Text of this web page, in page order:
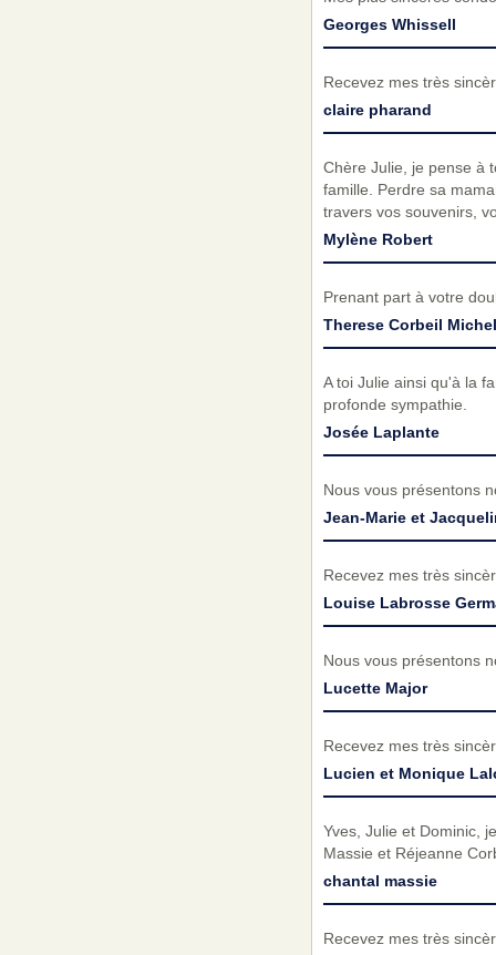
Georges Whissell
Recevez mes très
claire pharand
Chère Julie, je pense à
famille. Perdre sa
travers vos souvenirs,
Mylène Robert
Prenant part à votre
Therese Corbeil
A toi Julie ainsi qu'à la
profonde sympathie.
Josée Laplante
Nous vous présentons
Jean-Marie et
Recevez mes très
Louise Labrosse
Nous vous présentons
Lucette Major
Recevez mes très
Lucien et Monique
Yves, Julie et Dominic,
Massie et Réjeanne
chantal massie
Recevez mes très